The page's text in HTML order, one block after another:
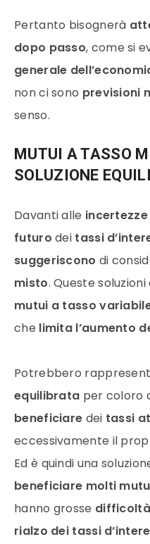
Pertanto bisognerà
dopo passo, come si
generale
non ci sono previsioni
senso.
MUTUI A TASSO
SOLUZIONE
Davanti alle incertezze
futuro dei tassi
suggeriscono di
misto. Queste
mutui a tasso
che limita l’aumento
Potrebbero
equilibrata per coloro
beneficiare dei tassi
eccessivamente il
Ed è quindi una
beneficiare molti
hanno grosse difficoltà
rialzo dei tassi